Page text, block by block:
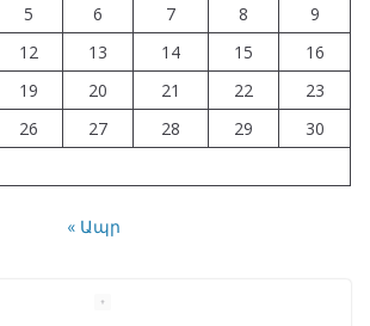
5 6 7 8
9
12 13 14 15
16
19 20 21 22
23
26 27 28 29
30
« Ապր